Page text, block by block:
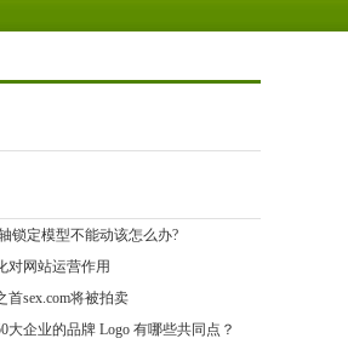
锁定模型不能动该怎么办?
对网站运营作用
首sex.com将被拍卖
大企业的品牌 Logo 有哪些共同点？